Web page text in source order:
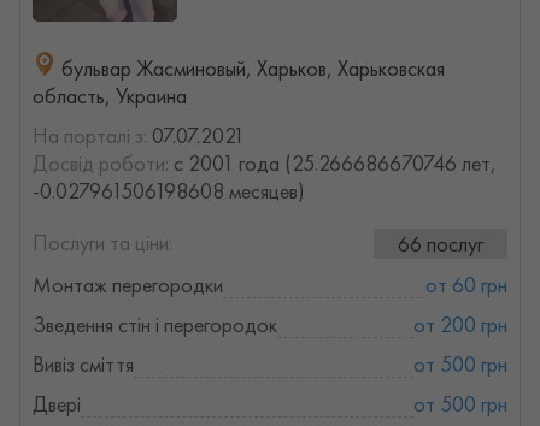
бульвар Жасминовый, Харьков, Харьковская
область, Украина
На порталі з: 07.07.2021
Досвід роботи: с 2001 года (25.266686670746 лет,
-0.027961506198608 месяцев)
Послуги та ціни:
66 послуг
Монтаж перегородки
от 60 грн
Зведення стін і перегородок
от 200 грн
Вивіз сміття
от 500 грн
Двері
от 500 грн